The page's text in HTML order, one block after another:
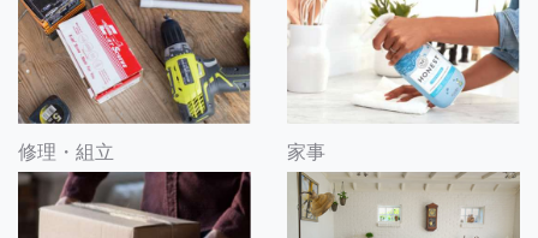
修理・組立 家事